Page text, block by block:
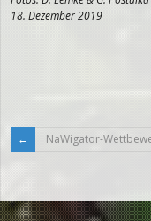
18. Dezember 2019
NaWigator-